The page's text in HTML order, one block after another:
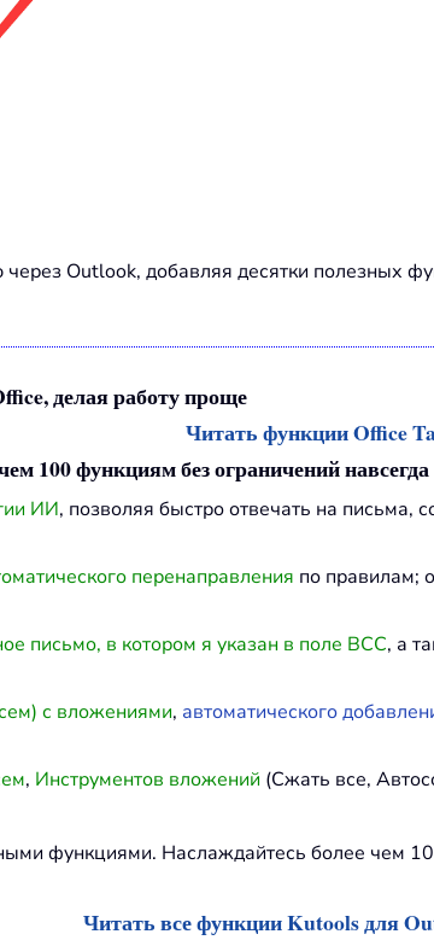
Outlook, добавляя десятки полезных
делая работу проще
Читать функции Office
100 функциям без ограничений навсегда
ИИ, позволяя быстро отвечать на письма,
перенаправления по правилам;
письмо, в котором я указан в поле BCC, а
с вложениями, автоматического
, Инструментов вложений (Сжать все,
функциями. Наслаждайтесь более чем
Читать все функции Kutools для